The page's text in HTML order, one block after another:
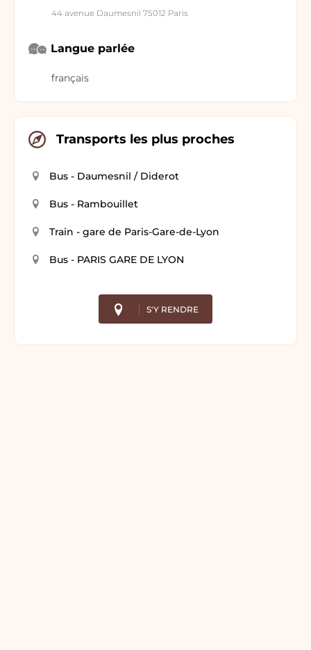
44 avenue Daumesnil 75012 Paris
Langue parlée
français
Transports les plus proches
Bus - Daumesnil / Diderot
Bus - Rambouillet
Train - gare de Paris-Gare-de-Lyon
Bus - PARIS GARE DE LYON
S'Y RENDRE